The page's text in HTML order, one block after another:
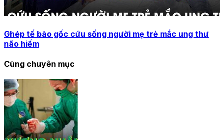
Ghép tế bào gốc cứu sống người mẹ trẻ mắc ung thư
não hiếm
Cùng chuyên mục